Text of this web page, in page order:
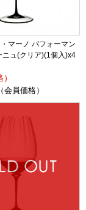
マーノ パフォーマン
ニュ(クリア)(1個入)x4
（会員価格）